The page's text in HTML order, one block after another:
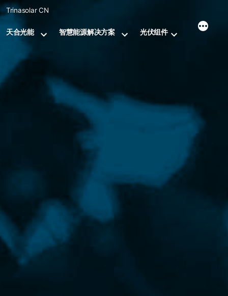
Skip
to
Trinasolar CN
天合光能 智慧能源解决方案 光伏组件